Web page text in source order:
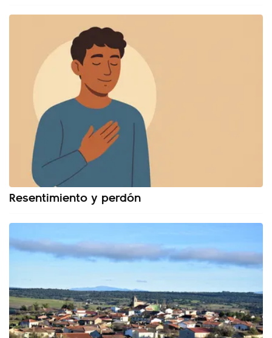
Resentimiento y perdón